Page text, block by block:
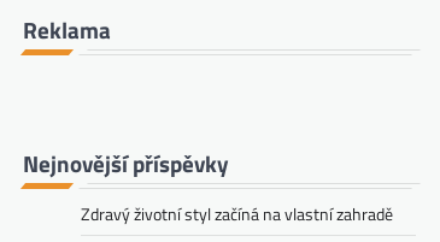
Reklama
Nejnovější příspěvky
Zdravý životní styl začíná na vlastní zahradě